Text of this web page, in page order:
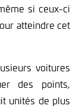
si ceux-ci
atteindre cet
voitures
des points,
unités de plus